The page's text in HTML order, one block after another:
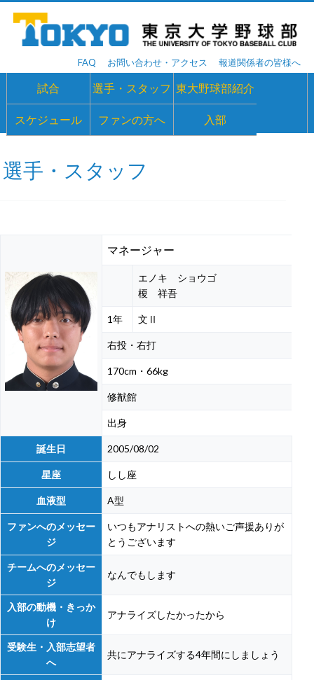
FAQ お問い合わせ・アクセス 報道関係者の皆様へ
試合 選手・スタッフ 東大野球部紹介
スケジュール ファンの方へ 入部
選手・スタッフ
マネージャー
エノキ ショウゴ
榎 祥吾
1年 文Ⅱ
右投・右打
170cm・66kg
修猷館
出身
誕生日 2005/08/02
星座 しし座
血液型 A型
ファンへのメッセー
ジ
いつもアナリストへの熱いご声援ありが
とうございます
チームへのメッセー
ジ
なんでもします
入部の動機・きっか
け
アナライズしたかったから
受験生・入部志望者
へ
共にアナライズする4年間にしましょう